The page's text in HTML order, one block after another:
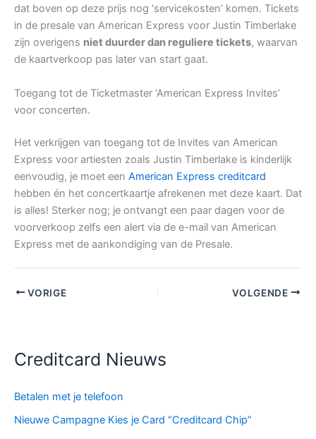
dat boven op deze prijs nog ‘servicekosten’ komen. Tickets
in de presale van American Express voor Justin Timberlake
zijn overigens niet duurder dan reguliere tickets, waarvan
de kaartverkoop pas later van start gaat.
Toegang tot de Ticketmaster ‘American Express Invites’
voor concerten.
Het verkrijgen van toegang tot de Invites van American
Express voor artiesten zoals Justin Timberlake is kinderlijk
eenvoudig, je moet een American Express creditcard
hebben én het concertkaartje afrekenen met deze kaart. Dat
is alles! Sterker nog; je ontvangt een paar dagen voor de
voorverkoop zelfs een alert via de e-mail van American
Express met de aankondiging van de Presale.
VORIGE VOLGENDE
Creditcard Nieuws
Betalen met je telefoon
Nieuwe Campagne Kies je Card “Creditcard Chip”